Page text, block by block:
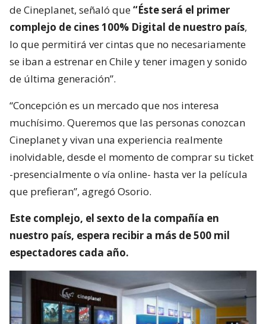
de Cineplanet, señaló que“Éste será el primer
complejo de cines 100% Digital de nuestro país,
lo que permitirá ver cintas que no necesariamente
se iban a estrenar en Chile y tener imagen y sonido
de última generación”.
“Concepción es un mercado que nos interesa
muchísimo. Queremos que las personas conozcan
Cineplanet y vivan una experiencia realmente
inolvidable, desde el momento de comprar su ticket
-presencialmente o vía online- hasta ver la película
que prefieran”, agregó Osorio.
Este complejo, el sexto de la compañía en
nuestro país, espera recibir a más de 500 mil
espectadores cada año.